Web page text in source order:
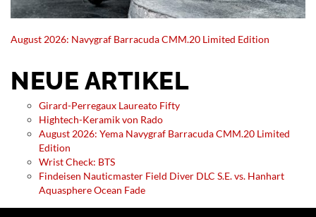
August 2026: Navygraf Barracuda CMM.20 Limited Edition
NEUE ARTIKEL
Girard-Perregaux Laureato Fifty
Hightech-Keramik von Rado
August 2026: Yema Navygraf Barracuda CMM.20 Limited
Edition
Wrist Check: BTS
Findeisen Nauticmaster Field Diver DLC S.E. vs. Hanhart
Aquasphere Ocean Fade